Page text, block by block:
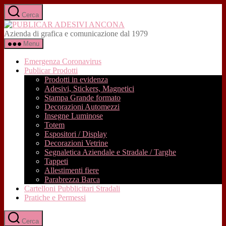
Salta
al
contenuto
Cerca
ADESIVI
Azienda di grafica e comunicazione dal 1979
Menu
Emergenza Coronavirus
Publicar Prodotti
Prodotti in evidenza
Adesivi, Stickers, Magnetici
Stampa Grande formato
Decorazioni Automezzi
Insegne Luminose
Totem
Espositori / Display
Decorazioni Vetrine
Segnaletica Aziendale e Stradale / Targhe
Tappeti
Allestimenti fiere
Parabrezza Barca
Cartelloni Pubblicitari Stradali
Pratiche e Permessi
Cerca